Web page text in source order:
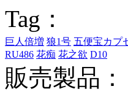
Tag：
巨人倍増 狼1号 五便宝カプ
RU486 花痴 花之欲 D10
販売製品：